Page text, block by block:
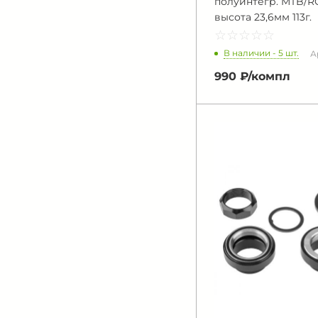
высота 23,6мм 113г.
☆ ☆ ☆ ☆ ☆
★ ★ ★ ★ ★
В наличии - 5 шт.
990 ₽/компл